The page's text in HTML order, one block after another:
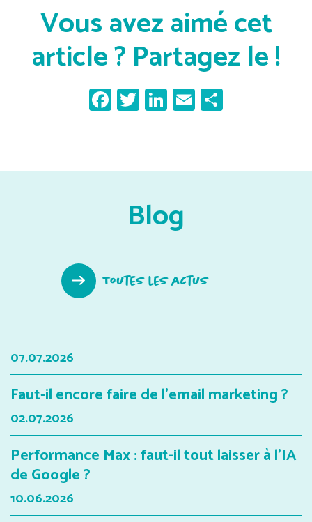
Vous avez aimé cet
article ? Partagez le !
Facebook
Twitter
LinkedIn
Email
Blog
Toutes les actus
07.07.2026
Faut-il encore faire de l'email marketing ?
02.07.2026
Performance Max : faut-il tout laisser à l'IA
de Google ?
10.06.2026